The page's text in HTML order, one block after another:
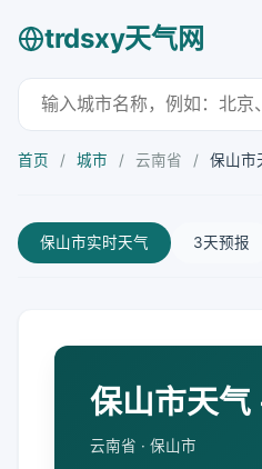
trdsxy天气网
首页 / 城市 / 云南省 / 保山市
保山市实时天气 3天预报
保山市天
云南省 · 保山市